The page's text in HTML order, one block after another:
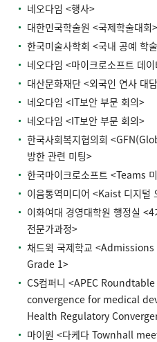
네오다임 <행사>
대한민국학술원 <국제학술대회>
한국미술사학회 <국내 공예 학
네오다임 <마이크로소프트 데
대산문화재단 <외국인 연사 대
네오다임 <IT보안 부문 회의>
네오다임 <IT보안 부문 회의>
한국사회복지협의회
방한 관련 미팅>
한국마이크로소프트 <Teams
이음통역미디어 <Kaist 디지털
이화여대 경영대학원 행정실
전문가과정>
채드윅 국제학교
Grade 1>
CS컴퍼니 <APEC
convergence for medical
Health Regulatory
마이원 <다케다 Townhall